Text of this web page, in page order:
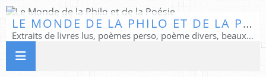
LE MONDE DE LA PHILO ET DE LA POÉSIE
Extraits de livres lus, poèmes perso, poème divers, beaux textes...